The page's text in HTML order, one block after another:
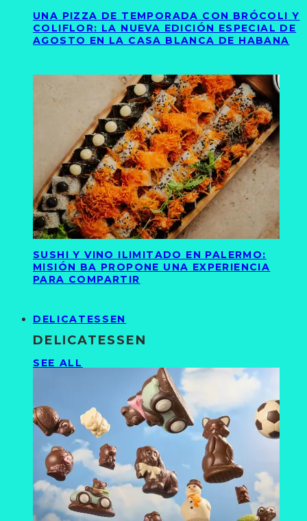
UNA PIZZA DE TEMPORADA CON BRÓCOLI Y
COLIFLOR: LA NUEVA EDICIÓN ESPECIAL DE
AGOSTO EN LA CASA BLANCA DE HABANA
SUSHI Y VINO ILIMITADO EN PALERMO:
MISIÓN BA PROPONE UNA EXPERIENCIA
PARA COMPARTIR
DELICATESSEN
DELICATESSEN
SEE ALL